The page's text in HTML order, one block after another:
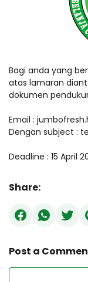
Bagi anda yang
atas lamaran
dokumen
Email :
Dengan subject :
Deadline : 15 April
Share:
Post a